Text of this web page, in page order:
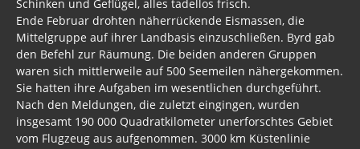
Schinken und Geflügel, alles tadellos frisch.
Ende Februar drohten näherrückende Eismassen, die
Mittelgruppe auf ihrer Landbasis einzuschließen. Byrd gab
den Befehl zur Räumung. Die beiden anderen Gruppen
waren sich mittlerweile auf 500 Seemeilen nähergekommen.
Sie hatten ihre Aufgaben im wesentlichen durchgeführt.
Nach den Meldungen, die zuletzt eingingen, wurden
insgesamt 190 000 Quadratkilometer unerforschtes Gebiet
vom Flugzeug aus aufgenommen. 3000 km Küstenlinie